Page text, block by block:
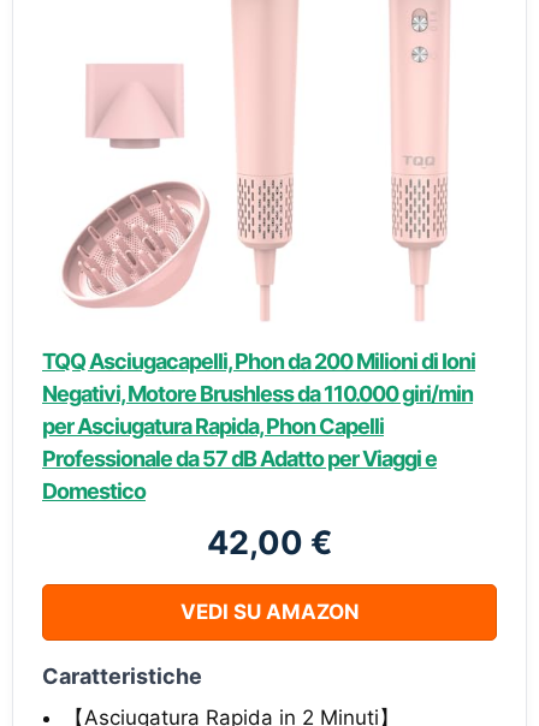
TQQ Asciugacapelli, Phon da 200 Milioni di Ioni
Negativi, Motore Brushless da 110.000 giri/min
per Asciugatura Rapida, Phon Capelli
Professionale da 57 dB Adatto per Viaggi e
Domestico
42,00 €
VEDI SU AMAZON
Caratteristiche
【Asciugatura Rapida in 2 Minuti】